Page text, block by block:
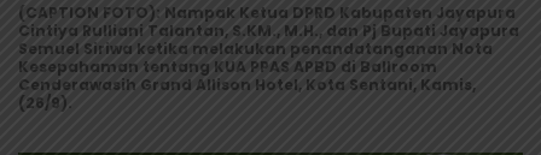
(CAPTION FOTO): Nampak Ketua DPRD Kabupaten Jayapura
Cintiya Rulliani Talantan, S.KM., M.H., dan Pj Bupati Jayapura
Semuel Siriwa ketika melakukan penandatanganan Nota
Kesepahaman tentang KUA PPAS APBD di Ballroom
Cenderawasih Grand Allison Hotel, Kota Sentani, Kamis,
(26/9).